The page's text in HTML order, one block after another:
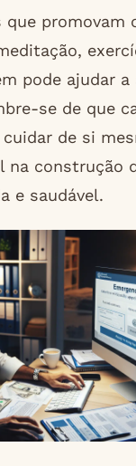
que promovam
pode ajudar a
se de que
de si
na construção
e saudável.